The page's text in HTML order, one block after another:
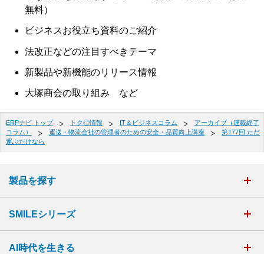
無料）
ビジネスお役立ち資料のご紹介
法改正などの注目すべきテーマ
新製品や新機能のリリース情報
大塚商会の取り組み など
ERPナビ トップ トク◎情報 IT＆ビジネスコラム
アーカイブ（連載終了
コラム）
運送・物流会社の管理者のための安全・品質向上講座
第177回 ただ
運ぶだけなら
製品を探す
SMILEシリーズ
AI時代を生きる